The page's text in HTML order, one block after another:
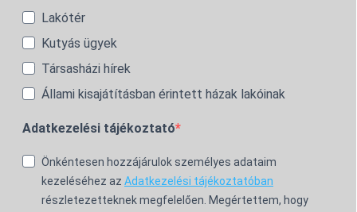
Lakótér
Kutyás ügyek
Társasházi hírek
Állami kisajátításban érintett házak lakóinak
Adatkezelési tájékoztató
Önkéntesen hozzájárulok személyes adataim
kezeléséhez az Adatkezelési tájékoztatóban
részletezetteknek megfelelően. Megértettem, hogy